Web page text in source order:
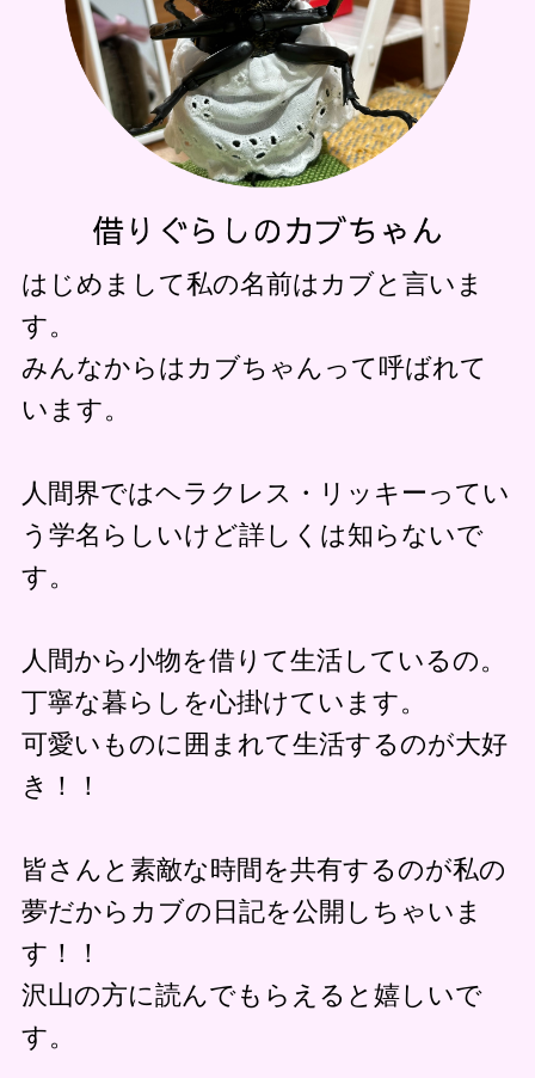
はじめまして私の名前はカブと言いま
す。
みんなからはカブちゃんって呼ばれて
います。
人間界ではヘラクレス・リッキーってい
う学名らしいけど詳しくは知らないで
す。
人間から小物を借りて生活しているの。
丁寧な暮らしを心掛けています。
可愛いものに囲まれて生活するのが大好
き！！
皆さんと素敵な時間を共有するのが私の
夢だからカブの日記を公開しちゃいま
す！！
沢山の方に読んでもらえると嬉しいで
す。